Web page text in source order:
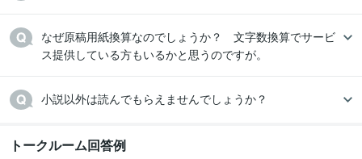
なぜ原稿用紙換算なのでしょうか？　文字数換算でサービ
ス提供している方もいるかと思うのですが。
小説以外は読んでもらえませんでしょうか？
トークルーム回答例